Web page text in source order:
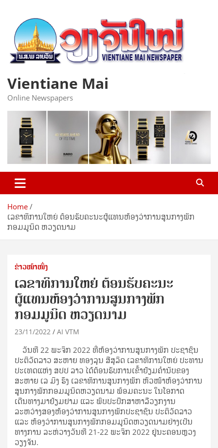
content
Vientiane Mai
Online Newspapers
Home
ເລຂາທິການໃຫຍ່ ຕ້ອນຮັບຄະນະຜູ້ແທນຫ້ອງວ່າການສູນກາງພັກ
ກອມມູນິດ ຫວຽດນາມ
ຂ່າວໜ້າໜຶ່ງ
ເລຂາທິການໃຫຍ່ ຕ້ອນຮັບຄະນະ
ຜູ້ແທນຫ້ອງວ່າການສູນກາງພັກ
ກອມມູນິດ ຫວຽດນາມ
23/11/2022 AI VTM
ວັນທີ 22 ພະຈິກ 2022 ທີ່ຫ້ອງວ່າການສູນກາງພັກ ປະຊາຊົນ
ປະຕິວັດລາວ ສະຫາຍ ທອງລຸນ ສີສຸລິດ ເລຂາທິການໃຫຍ່ ປະທານ
ປະເທດແຫ່ງ ສປປ ລາວ ໄດ້ຕ້ອນຮັບການເຂົ້າຢ້ຽມຄຳນັບຂອງ
ສະຫາຍ ເລ ມິງ ຮຶງ ເລຂາທິການສູນກາງພັກ ຫົວໜ້າຫ້ອງວ່າການ
ສູນກາງພັກກອມມູນິດຫວຽດນາມ ພ້ອມຄະນະ ໃນໂອກາດ
ເດີນທາງມາຢ້ຽມຢາມ ແລະ ພົບປະປຶກສາຫາລືວຽກງານ
ລະຫວ່າງສອງຫ້ອງວ່າການສູນກາງພັກປະຊາຊົນ ປະຕິວັດລາວ
ແລະ ຫ້ອງວ່າການສູນກາງພັກກອມມູນິດຫວຽດນາມຢ່າງເປັນ
ທາງການ ລະຫ່ວາງວັນທີ 21-22 ພະຈິກ 2022 ຢູ່ນະຄອນຫຼວງ
ວຽງຈັນ.